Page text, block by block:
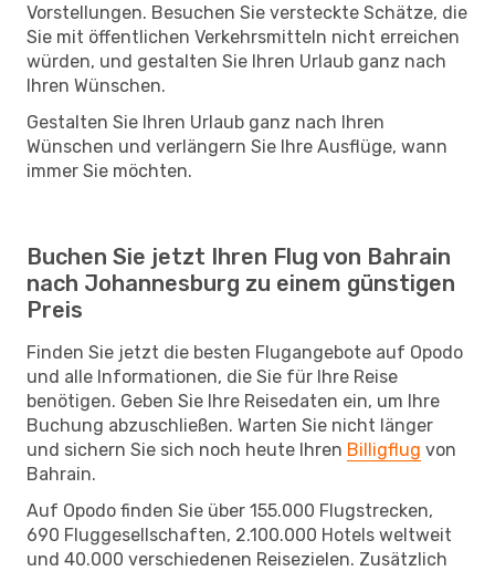
Vorstellungen. Besuchen Sie versteckte Schätze, die
Sie mit öffentlichen Verkehrsmitteln nicht erreichen
würden, und gestalten Sie Ihren Urlaub ganz nach
Ihren Wünschen.
Gestalten Sie Ihren Urlaub ganz nach Ihren
Wünschen und verlängern Sie Ihre Ausflüge, wann
immer Sie möchten.
Buchen Sie jetzt Ihren Flug von Bahrain
nach Johannesburg zu einem günstigen
Preis
Finden Sie jetzt die besten Flugangebote auf Opodo
und alle Informationen, die Sie für Ihre Reise
benötigen. Geben Sie Ihre Reisedaten ein, um Ihre
Buchung abzuschließen. Warten Sie nicht länger
und sichern Sie sich noch heute Ihren Billigflug von
Bahrain.
Auf Opodo finden Sie über 155.000 Flugstrecken,
690 Fluggesellschaften, 2.100.000 Hotels weltweit
und 40.000 verschiedenen Reisezielen. Zusätzlich